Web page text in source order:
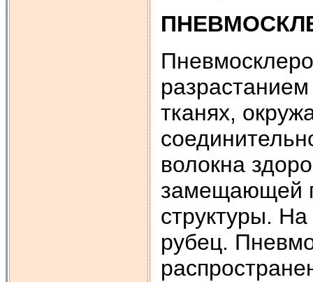
тканях,
волокна
замещающей
структуры.
рубец.